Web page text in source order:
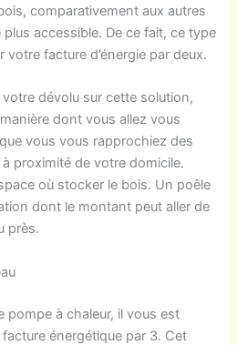
comparativement aux autres
accessible. De ce fait, ce type
facture d’énergie par deux.
dévolu sur cette solution,
dont vous allez vous
vous vous rapprochiez des
proximité de votre domicile.
où stocker le bois. Un poêle
dont le montant peut aller de
près.
pompe à chaleur, il vous est
énergétique par 3. Cet